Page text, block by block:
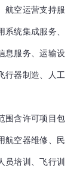
航空运营支持服
统集成服务、
息服务、运输设
行器制造、人工
围含许可项目包
航空器维修、民
员培训、飞行训